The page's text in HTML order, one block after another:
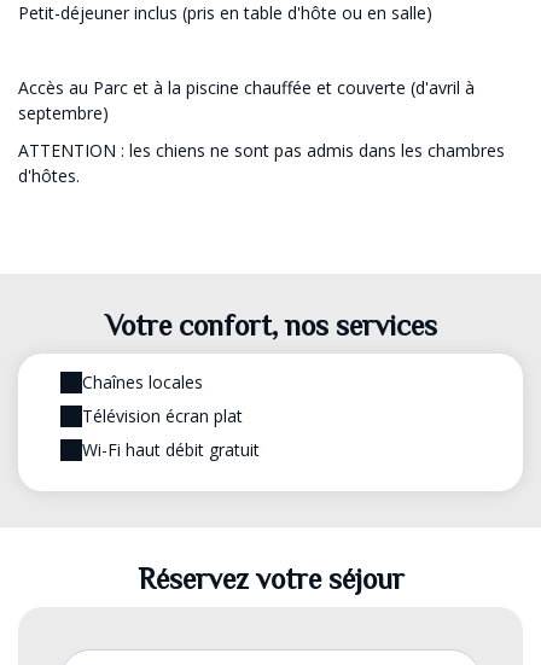
Petit-déjeuner inclus (pris en table d'hôte ou en salle)
Accès au Parc et à la piscine chauffée et couverte (d'avril à
septembre)
ATTENTION : les chiens ne sont pas admis dans les chambres
d'hôtes.
Votre confort, nos services
Chaînes locales
Télévision écran plat
Wi-Fi haut débit gratuit
Réservez votre séjour